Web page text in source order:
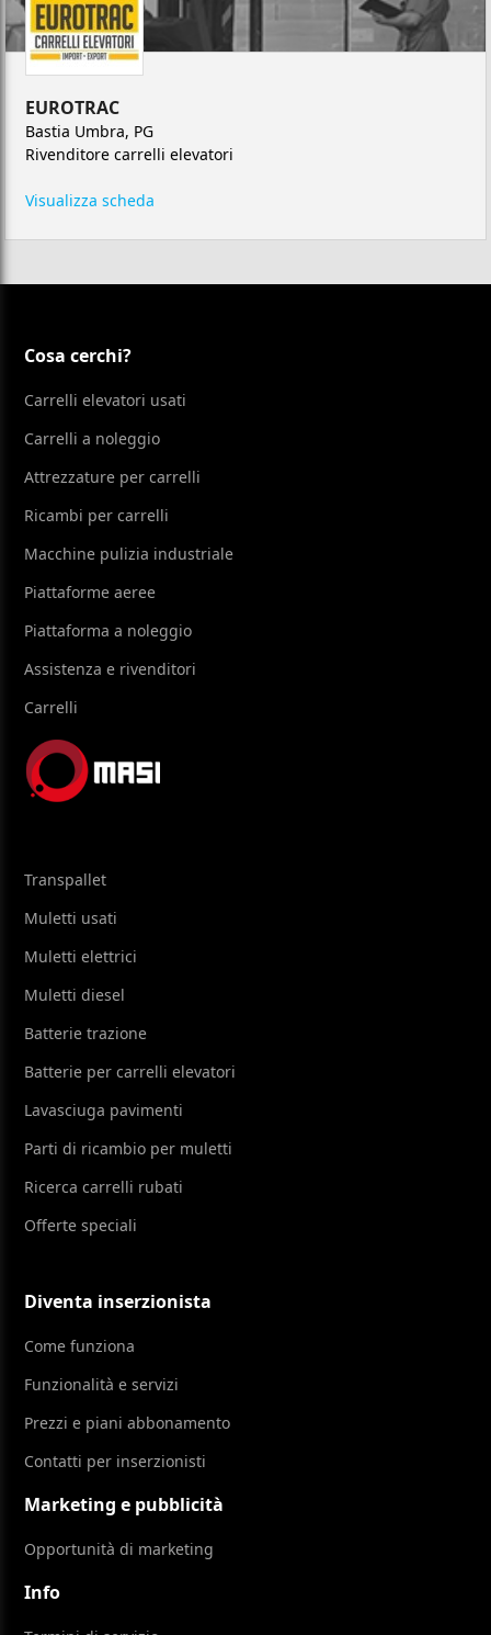
EUROTRAC
Bastia Umbra, PG
Rivenditore carrelli elevatori
Visualizza scheda
Cosa cerchi?
Carrelli elevatori usati
Carrelli a noleggio
Attrezzature per carrelli
Ricambi per carrelli
Macchine pulizia industriale
Piattaforme aeree
Piattaforma a noleggio
Assistenza e rivenditori
Carrelli
Transpallet
Muletti usati
Muletti elettrici
Muletti diesel
Batterie trazione
Batterie per carrelli elevatori
Lavasciuga pavimenti
Parti di ricambio per muletti
Ricerca carrelli rubati
Offerte speciali
Diventa inserzionista
Come funziona
Funzionalità e servizi
Prezzi e piani abbonamento
Contatti per inserzionisti
Marketing e pubblicità
Opportunità di marketing
Info